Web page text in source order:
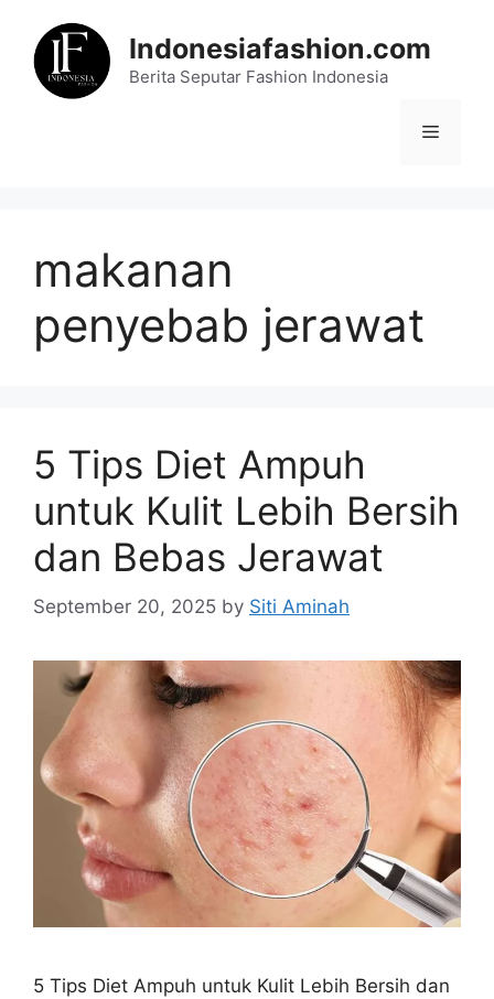
content
Indonesiafashion.com
Berita Seputar Fashion Indonesia
Menu
makanan
penyebab jerawat
5 Tips Diet Ampuh
untuk Kulit Lebih Bersih
dan Bebas Jerawat
September 20, 2025 by Siti Aminah
5 Tips Diet Ampuh untuk Kulit Lebih Bersih dan